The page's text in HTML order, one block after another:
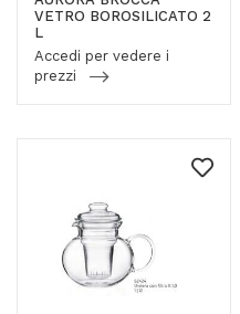
VETRO BOROSILICATO 2
L
Accedi per vedere i
prezzi